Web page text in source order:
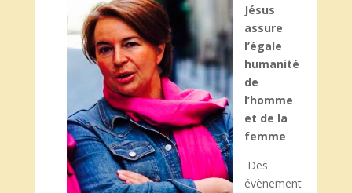
Jésus
assure
l’égale
humanité
de
l’homme
et de la
femme
Des
évènement